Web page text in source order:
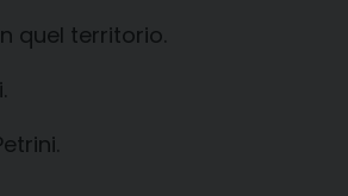
quel territorio.